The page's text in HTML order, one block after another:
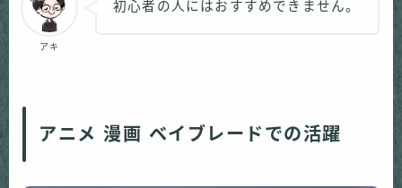
アキ
初心者の人にはおすすめできません。
アニメ 漫画 ベイブレードでの活躍